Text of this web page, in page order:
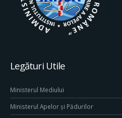
Legături Utile
Ministerul Mediului
Ministerul Apelor și Pădurilor